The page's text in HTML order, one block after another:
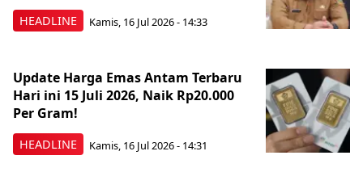
HEADLINE Kamis, 16 Jul 2026 - 14:33
HEADLINE
Update Harga Emas Antam Terbaru
Hari ini 15 Juli 2026, Naik Rp20.000
Per Gram!
Kamis, 16 Jul 2026 - 14:31